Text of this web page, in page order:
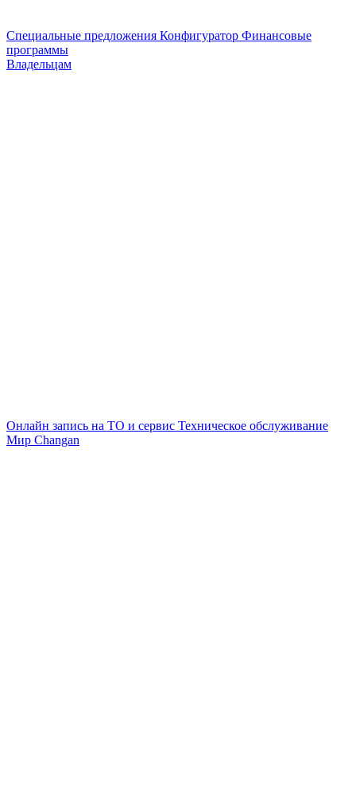
Специальные предложения Конфигуратор Финансовые
программы
Владельцам
Онлайн запись на ТО и сервис Техническое обслуживание
Мир Changan